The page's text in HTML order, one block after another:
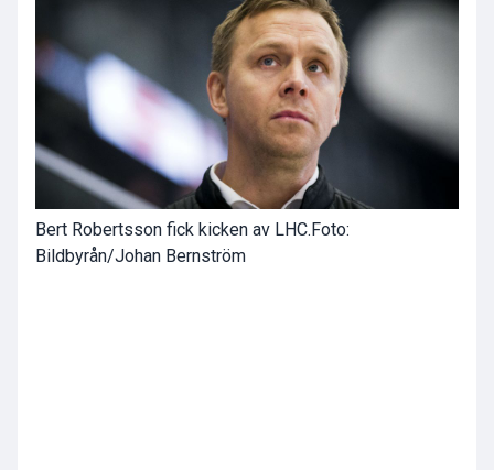
Bert Robertsson fick kicken av LHC. Foto:
Bildbyrån/Johan Bernström